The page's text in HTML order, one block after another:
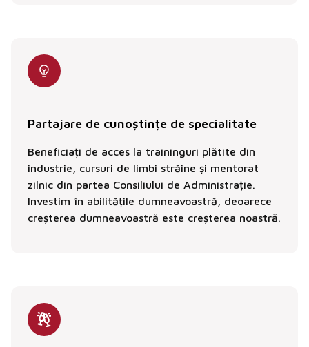
Partajare de cunoștințe de specialitate
Beneficiați de acces la traininguri plătite din
industrie, cursuri de limbi străine și mentorat
zilnic din partea Consiliului de Administrație.
Investim în abilitățile dumneavoastră, deoarece
creșterea dumneavoastră este creșterea noastră.